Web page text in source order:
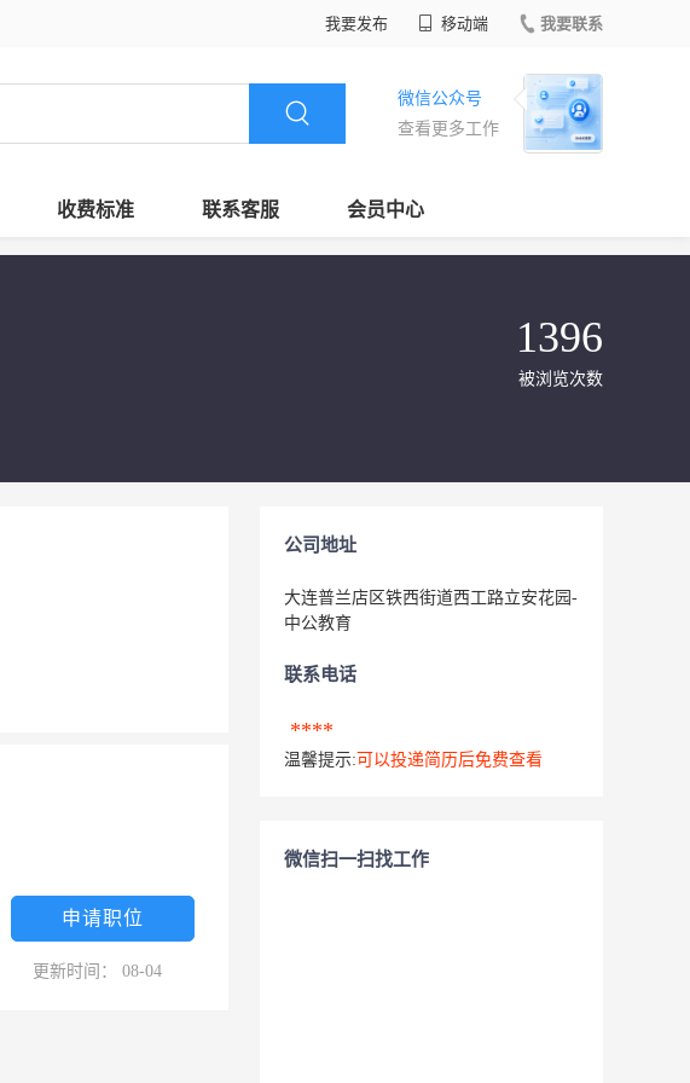
我要发布 移动端 我要联系
微信公众号
查看更多工作
收费标准 联系客服 会员中心
1396
被浏览次数
申请职位
更新时间： 08-04
公司地址
大连普兰店区铁西街道西工路立安花园-
中公教育
联系电话
****
温馨提示: 可以投递简历后免费查看
微信扫一扫找工作